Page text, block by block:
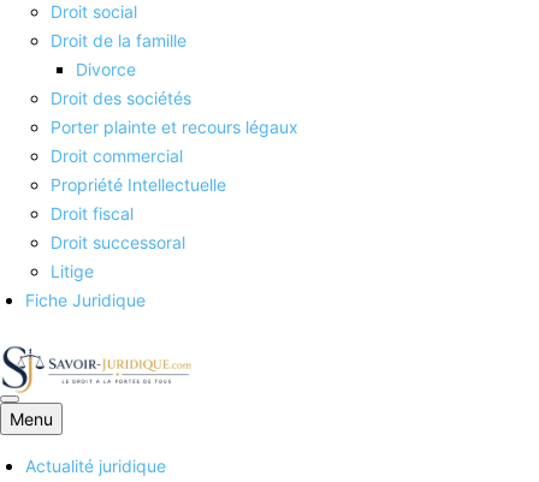
Droit social
Droit de la famille
Divorce
Droit des sociétés
Porter plainte et recours légaux
Droit commercial
Propriété Intellectuelle
Droit fiscal
Droit successoral
Litige
Fiche Juridique
Savoirs juridiques
Menu
Actualité juridique